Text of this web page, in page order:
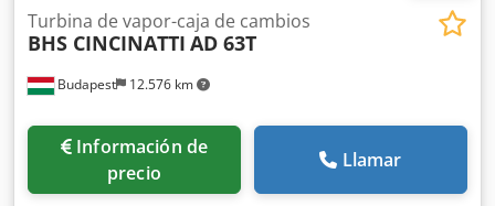
Budapest 12.576 km
Turbina de vapor-caja de cambios
BHS CINCINATTI AD 63T
Información de
precio
Llamar